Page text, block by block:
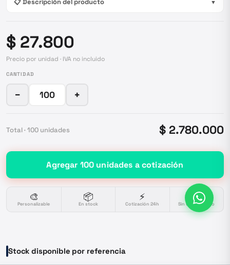
📋 Descripción del producto ▼
$ 27.800
Precio por unidad · IVA no incluido
CANTIDAD
− +
Total · 100 unidades $ 2.780.000
Agregar 100 unidades a cotización
🎨
Personalizable
📦
En stock
⚡
Cotización 24h
🔒
Sin compromiso
Stock disponible por referencia